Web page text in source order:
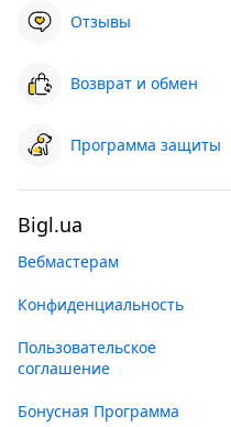
Отзывы
Возврат и обмен
Программа защиты
Bigl.ua
Вебмастерам
Конфиденциальность
Пользовательское
соглашение
Бонусная Программа